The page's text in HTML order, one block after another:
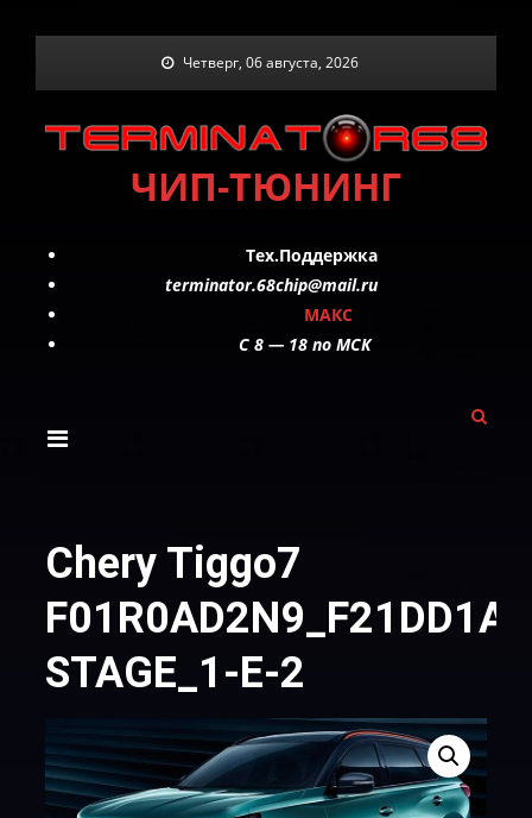
Четверг, 06 августа, 2026
ЧИП-ТЮНИНГ
Тех.Поддержка
terminator.68chip@mail.ru
МАКС
C 8 — 18 по МСК
Chery Tiggo7
STAGE_1-Е-2